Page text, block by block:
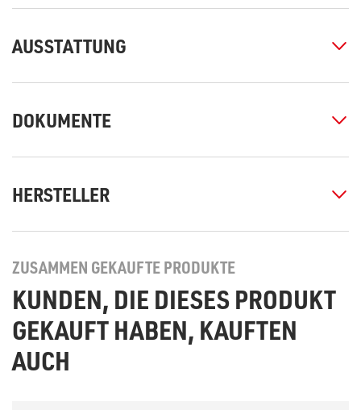
AUSSTATTUNG
DOKUMENTE
HERSTELLER
ZUSAMMEN GEKAUFTE PRODUKTE
KUNDEN, DIE DIESES PRODUKT
GEKAUFT HABEN, KAUFTEN
AUCH